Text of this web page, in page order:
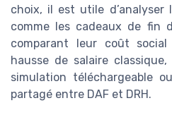
choix, il est utile d’analyser
comme les cadeaux de fin
comparant leur coût
hausse de salaire
simulation téléchargeable
partagé entre DAF et DRH.